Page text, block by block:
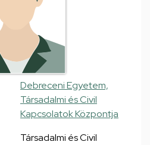
Debreceni Egyetem,
Társadalmi és Civil
Kapcsolatok Központja
Társadalmi és Civil